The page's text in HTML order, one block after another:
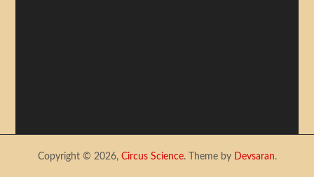
Copyright © 2026, Circus Science. Theme by Devsaran.